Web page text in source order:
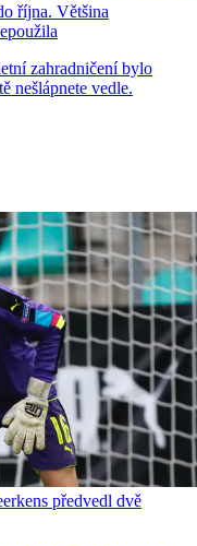
října. Většina
zahradničení bylo
nešlápnete vedle.
předvedl dvě